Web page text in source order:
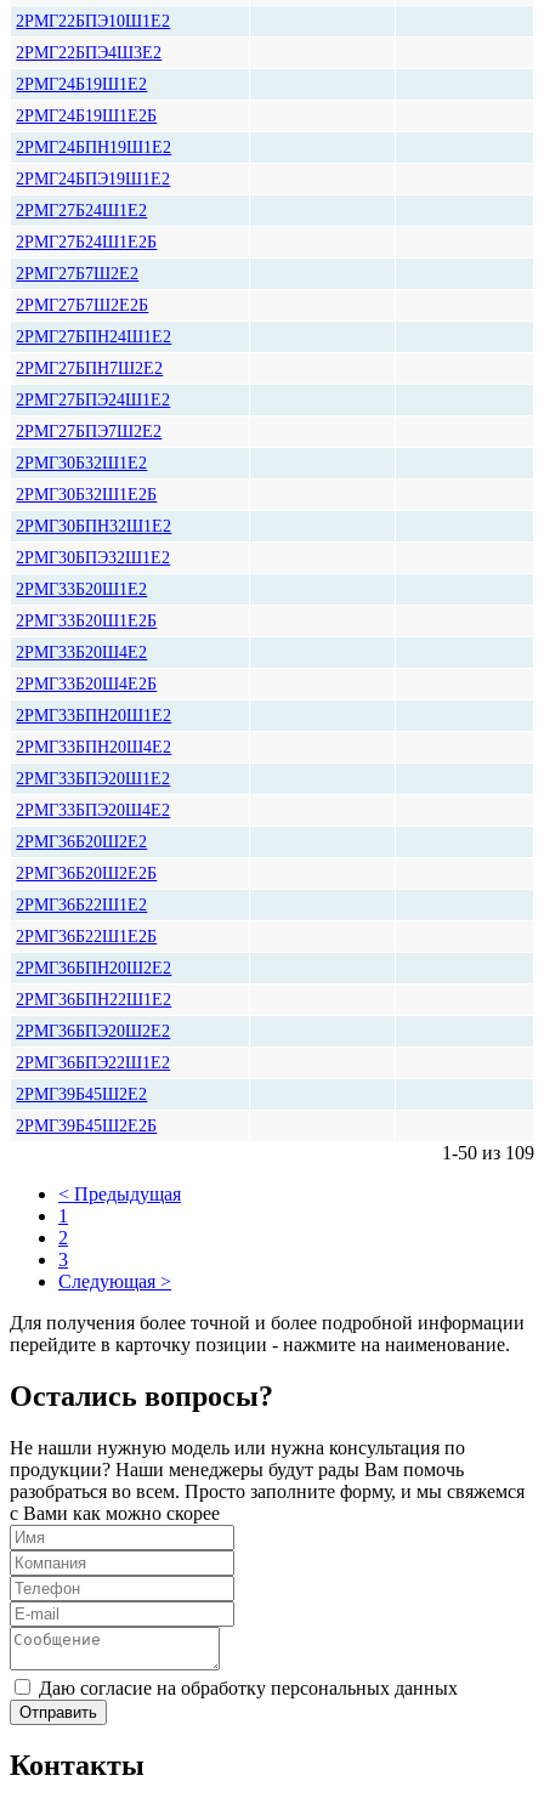
2РМГ22БПЭ10Ш1Е2
2РМГ22БПЭ4Ш3Е2
2РМГ24Б19Ш1Е2
2РМГ24Б19Ш1Е2Б
2РМГ24БПН19Ш1Е2
2РМГ24БПЭ19Ш1Е2
2РМГ27Б24Ш1Е2
2РМГ27Б24Ш1Е2Б
2РМГ27Б7Ш2Е2
2РМГ27Б7Ш2Е2Б
2РМГ27БПН24Ш1Е2
2РМГ27БПН7Ш2Е2
2РМГ27БПЭ24Ш1Е2
2РМГ27БПЭ7Ш2Е2
2РМГ30Б32Ш1Е2
2РМГ30Б32Ш1Е2Б
2РМГ30БПН32Ш1Е2
2РМГ30БПЭ32Ш1Е2
2РМГ33Б20Ш1Е2
2РМГ33Б20Ш1Е2Б
2РМГ33Б20Ш4Е2
2РМГ33Б20Ш4Е2Б
2РМГ33БПН20Ш1Е2
2РМГ33БПН20Ш4Е2
2РМГ33БПЭ20Ш1Е2
2РМГ33БПЭ20Ш4Е2
2РМГ36Б20Ш2Е2
2РМГ36Б20Ш2Е2Б
2РМГ36Б22Ш1Е2
2РМГ36Б22Ш1Е2Б
2РМГ36БПН20Ш2Е2
2РМГ36БПН22Ш1Е2
2РМГ36БПЭ20Ш2Е2
2РМГ36БПЭ22Ш1Е2
2РМГ39Б45Ш2Е2
2РМГ39Б45Ш2Е2Б
1-50 из 109
< Предыдущая
1
2
3
Следующая >
Для получения более точной и более подробной информации
перейдите в карточку позиции - нажмите на наименование.
Остались вопросы?
Не нашли нужную модель или нужна консультация по
продукции? Наши менеджеры будут рады Вам помочь
разобраться во всем. Просто заполните форму, и мы свяжемся
с Вами как можно скорее
Даю согласие на обработку персональных данных
Отправить
Контакты